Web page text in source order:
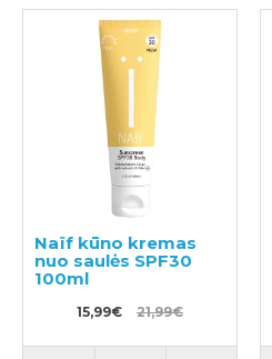
Naïf kūno kremas
nuo saulės SPF30
100ml
15,99€ 21,99€